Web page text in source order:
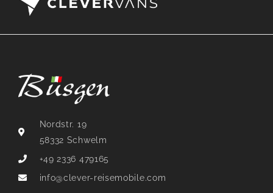
Nordstr. 19
58332 Schwelm
+49 2336 479165
info@clever-reisemobile.com